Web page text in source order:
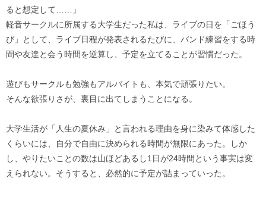
ると想定して……」
軽音サークルに所属する大学生だった私は、ライブの日を「ごほう
び」として、ライブ日程が発表されるたびに、バンド練習をする時
間や友達と会う時間を逆算し、予定を立てることが習慣だった。
遊びもサークルも勉強もアルバイトも、本気で頑張りたい。
そんな欲張りさが、裏目に出てしまうことになる。
大学生活が「人生の夏休み」と言われる理由を身に染みて体感した
くらいには、自分で自由に決められる時間が無限にあった。しか
し、やりたいことの数は山ほどあるし1日が24時間という事実は変
えられない。そうすると、必然的に予定が詰まっていった。